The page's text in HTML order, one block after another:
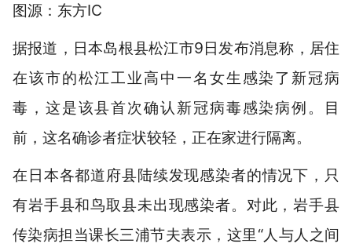
图源：东方IC
据报道，日本岛根县松江市9日发布消息称，居住
在该市的松江工业高中一名女生感染了新冠病
毒，这是该县首次确认新冠病毒感染病例。目
前，这名确诊者症状较轻，正在家进行隔离。
在日本各都道府县陆续发现感染者的情况下，只
有岩手县和鸟取县未出现感染者。对此，岩手县
传染病担当课长三浦节夫表示，这里“人与人之间